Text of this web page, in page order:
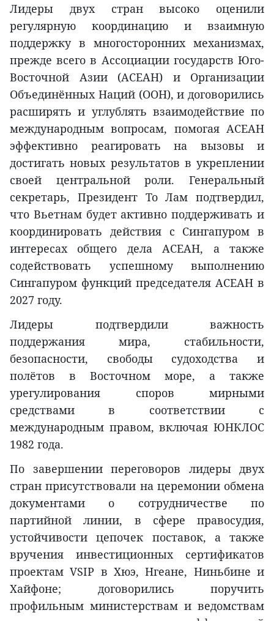
Лидеры двух стран высоко оценили
регулярную координацию и взаимную
поддержку в многосторонних механизмах,
прежде всего в Ассоциации государств Юго-
Восточной Азии (АСЕАН) и Организации
Объединённых Наций (ООН), и договорились
расширять и углублять взаимодействие по
международным вопросам, помогая АСЕАН
эффективно реагировать на вызовы и
достигать новых результатов в укреплении
своей центральной роли. Генеральный
секретарь, Президент То Лам подтвердил,
что Вьетнам будет активно поддерживать и
координировать действия с Сингапуром в
интересах общего дела АСЕАН, а также
содействовать успешному выполнению
Сингапуром функций председателя АСЕАН в
2027 году.
Лидеры подтвердили важность
поддержания мира, стабильности,
безопасности, свободы судоходства и
полётов в Восточном море, а также
урегулирования споров мирными
средствами в соответствии с
международным правом, включая ЮНКЛОС
1982 года.
По завершении переговоров лидеры двух
стран присутствовали на церемонии обмена
документами о сотрудничестве по
партийной линии, в сфере правосудия,
устойчивости цепочек поставок, а также
вручения инвестиционных сертификатов
проектам VSIP в Хюэ, Нгеане, Ниньбине и
Хайфоне; договорились поручить
профильным министерствам и ведомствам